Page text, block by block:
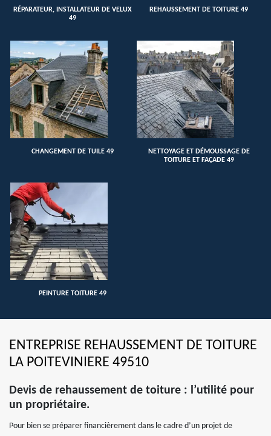
RÉPARATEUR, INSTALLATEUR DE VELUX
49
REHAUSSEMENT DE TOITURE 49
CHANGEMENT DE TUILE 49
NETTOYAGE ET DÉMOUSSAGE DE
TOITURE ET FAÇADE 49
PEINTURE TOITURE 49
ENTREPRISE REHAUSSEMENT DE TOITURE
LA POITEVINIERE 49510
Devis de rehaussement de toiture : l’utilité pour
un propriétaire.
Pour bien se préparer financièrement dans le cadre d’un projet de